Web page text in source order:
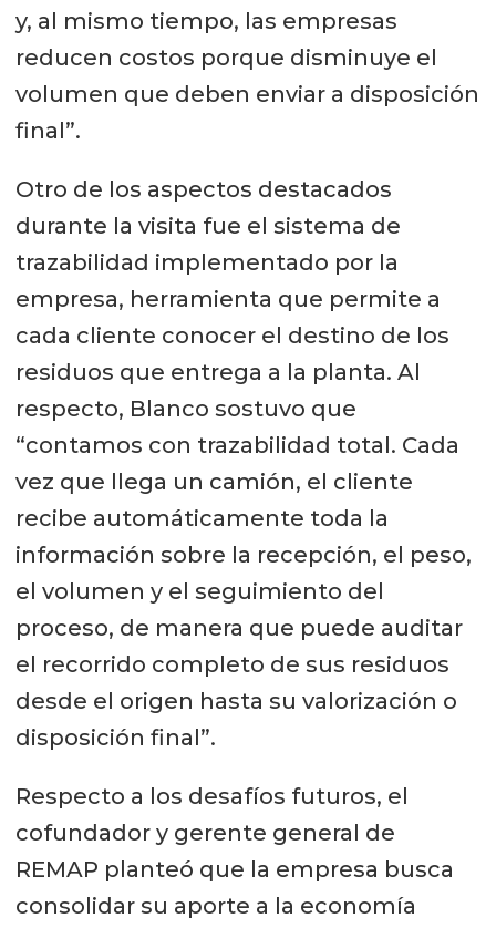
y, al mismo tiempo, las empresas
reducen costos porque disminuye el
volumen que deben enviar a disposición
final”.
Otro de los aspectos destacados
durante la visita fue el sistema de
trazabilidad implementado por la
empresa, herramienta que permite a
cada cliente conocer el destino de los
residuos que entrega a la planta. Al
respecto, Blanco sostuvo que
“contamos con trazabilidad total. Cada
vez que llega un camión, el cliente
recibe automáticamente toda la
información sobre la recepción, el peso,
el volumen y el seguimiento del
proceso, de manera que puede auditar
el recorrido completo de sus residuos
desde el origen hasta su valorización o
disposición final”.
Respecto a los desafíos futuros, el
cofundador y gerente general de
REMAP planteó que la empresa busca
consolidar su aporte a la economía